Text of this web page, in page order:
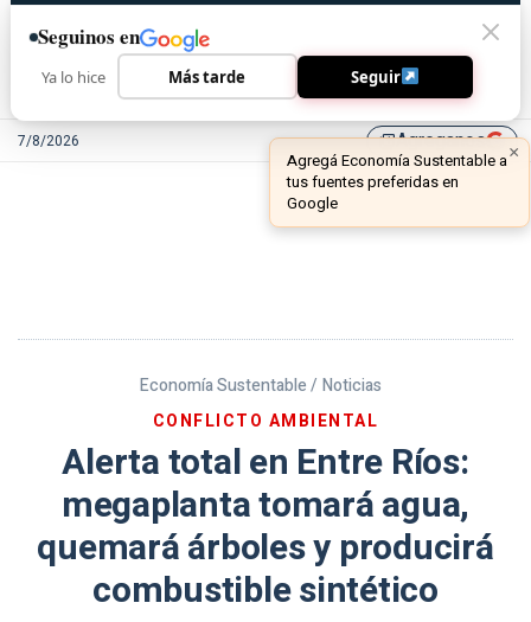
7/8/2026 library_addAgreganos
Economía Sustentable / Noticias
CONFLICTO AMBIENTAL
Alerta total en Entre Ríos:
megaplanta tomará agua,
quemará árboles y producirá
combustible sintético
Seguinos en
Ya lo hice Más tarde Seguir